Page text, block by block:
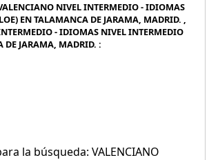
NIVEL INTERMEDIO - IDIOMAS
EN TALAMANCA DE JARAMA, MADRID. ,
- IDIOMAS NIVEL INTERMEDIO
DE JARAMA, MADRID. :
la búsqueda: VALENCIANO